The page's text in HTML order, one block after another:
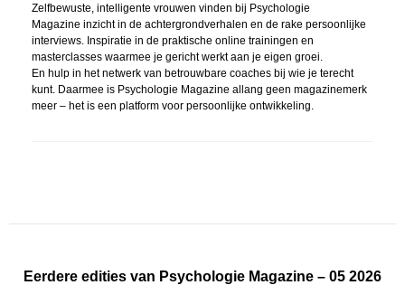
Zelfbewuste, intelligente vrouwen vinden bij Psychologie
Magazine inzicht in de achtergrondverhalen en de rake persoonlijke
interviews. Inspiratie in de praktische online trainingen en
masterclasses waarmee je gericht werkt aan je eigen groei.
En hulp in het netwerk van betrouwbare coaches bij wie je terecht
kunt. Daarmee is Psychologie Magazine allang geen magazinemerk
meer – het is een platform voor persoonlijke ontwikkeling.
Eerdere edities van Psychologie Magazine – 05 2026